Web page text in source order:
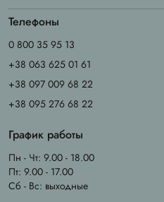
Телефоны
0 800 35 95 13
+38 063 625 01 61
+38 097 009 68 22
+38 095 276 68 22
График работы
Пн - Чт: 9.00 - 18.00
Пт: 9.00 - 17.00
Сб - Вс: выходные